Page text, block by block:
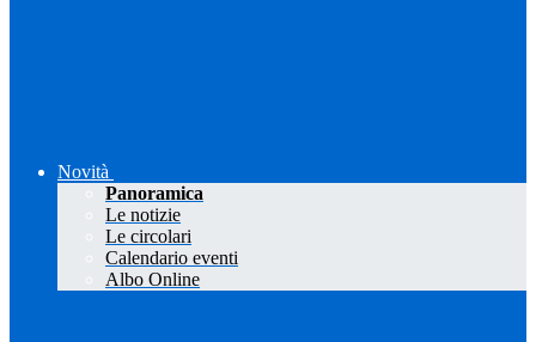
Novità
Panoramica
Le notizie
Le circolari
Calendario eventi
Albo Online